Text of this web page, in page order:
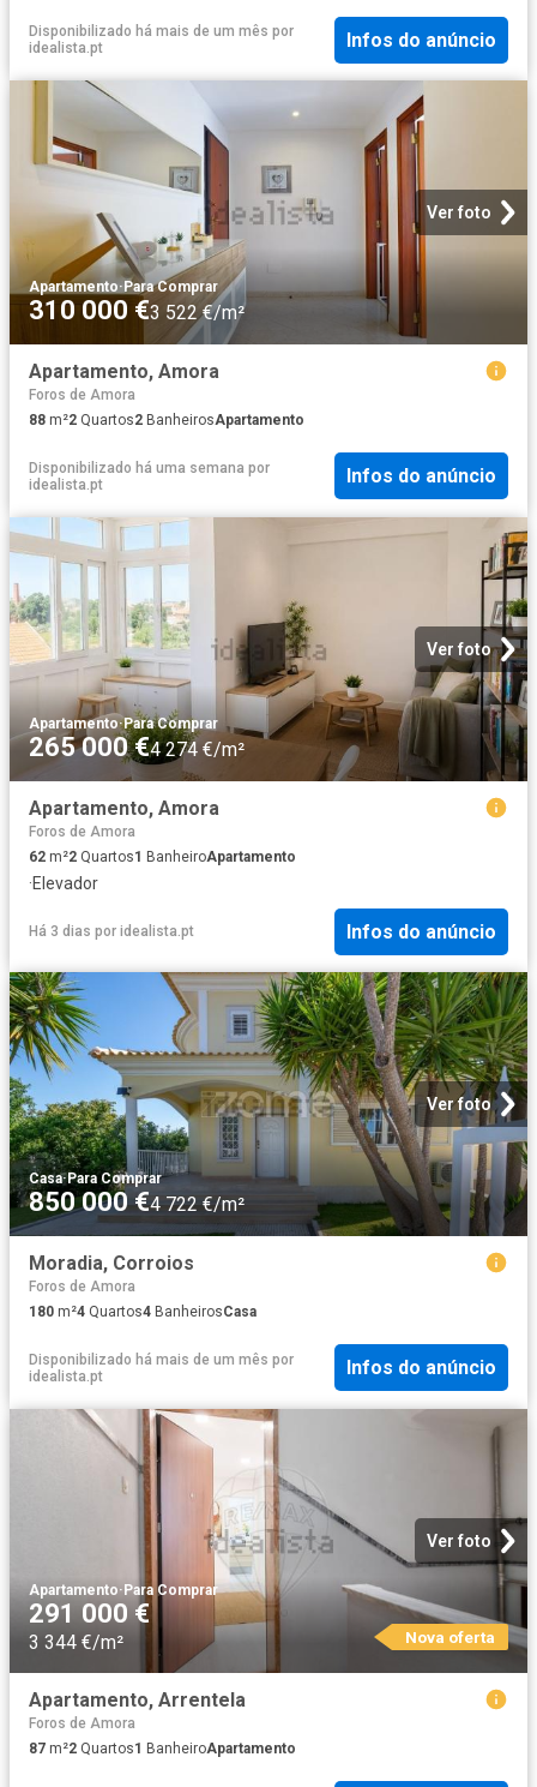
Disponibilizado há mais de um mês por
idealista.pt
Infos do anúncio
Ver foto
Apartamento· Para Comprar
310 000 €3 522 €/m²
Apartamento, Amora
Foros de Amora
88 m²2 Quartos2 BanheirosApartamento
Disponibilizado há uma semana por
idealista.pt
Infos do anúncio
Ver foto
Apartamento·Para Comprar
265 000 €4 274 €/m²
Apartamento, Amora
Foros de Amora
62 m²2 Quartos1 BanheiroApartamento
·Elevador
Há 3 dias por idealista.pt Infos do anúncio
Ver foto
Casa·Para Comprar
850 000 €4 722 €/m²
Moradia, Corroios
Foros de Amora
180 m²4 Quartos4 BanheirosCasa
Disponibilizado há mais de um mês por
idealista.pt
Infos do anúncio
Ver foto
Apartamento·Para Comprar
291 000 €
3 344 €/m² Nova oferta
Apartamento, Arrentela
Foros de Amora
87 m²2 Quartos1 BanheiroApartamento